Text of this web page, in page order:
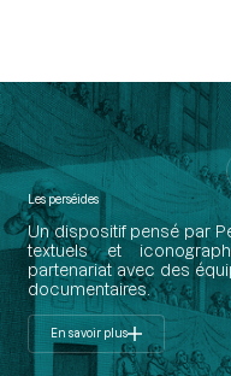
Les perséides
Un dispositif pensé par
textuels et
partenariat avec des
documentaires.
En savoir plus